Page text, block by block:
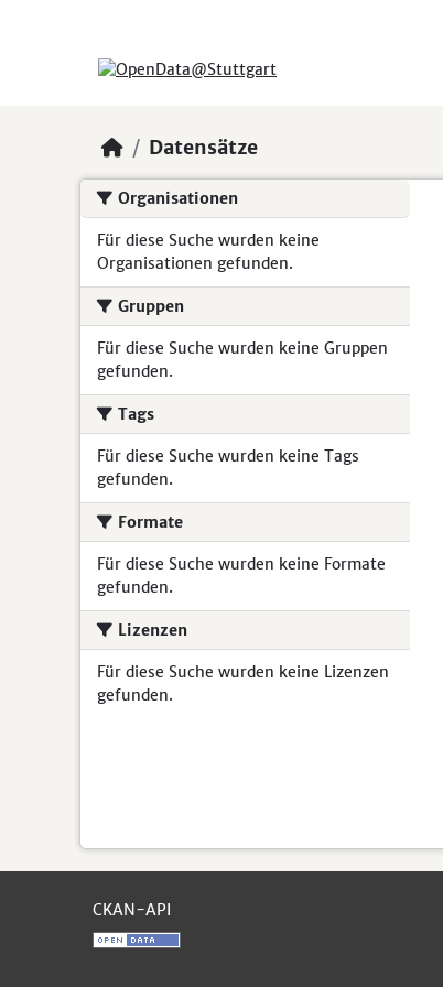
Datensätze
Organisationen
Für diese Suche wurden keine
Organisationen gefunden.
Gruppen
Für diese Suche wurden keine Gruppen
gefunden.
Tags
Für diese Suche wurden keine Tags
gefunden.
Formate
Für diese Suche wurden keine Formate
gefunden.
Lizenzen
Für diese Suche wurden keine Lizenzen
gefunden.
CKAN-API